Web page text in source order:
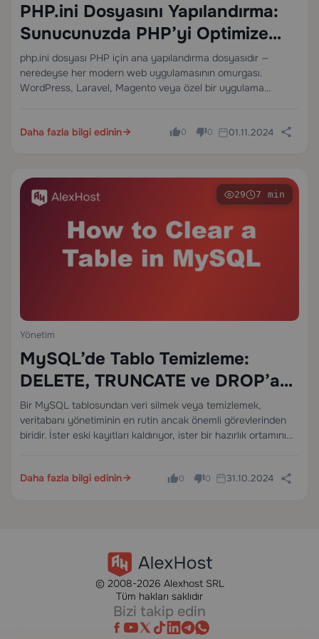
PHP.ini Dosyasını Yapılandırma:
Sunucunuzda PHP’yi Optimize
Etmek İçin Tam Bir Kılavuz
php.ini dosyası PHP için ana yapılandırma dosyasıdır —
neredeyse her modern web uygulamasının omurgası.
WordPress, Laravel, Magento veya özel bir uygulama
artırabilir, güvenliği sıkılaştırabilir ve yazılım yığınınızla
Daha fazla bilgi edinin 0 0 01.11.2024
29 7 min
Yönetim
MySQL’de Tablo Temizleme:
DELETE, TRUNCATE ve DROP’a
Tam Rehber
Bir MySQL tablosundan veri silmek veya temizlemek,
veritabanı yönetiminin en rutin ancak önemli görevlerinden
biridir. İster eski kayıtları kaldırıyor, ister bir hazırlık ortamını
Daha fazla bilgi edinin
0 0 31.10.2024
© 2008-2026 Alexhost SRL
Tüm hakları saklıdır
Bizi takip edin